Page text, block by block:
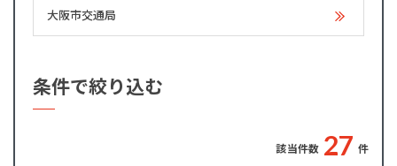
大阪市交通局
条件で絞り込む
該当件数 27 件